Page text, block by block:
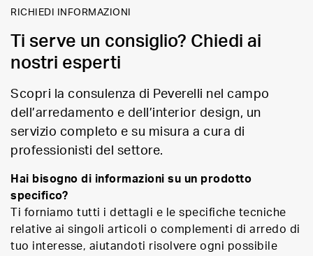
RICHIEDI INFORMAZIONI
Ti serve un consiglio? Chiedi ai
nostri esperti
Scopri la consulenza di Peverelli nel campo
dell’arredamento e dell’interior design, un
servizio completo e su misura a cura di
professionisti del settore.
Hai bisogno di informazioni su un prodotto
specifico?
Ti forniamo tutti i dettagli e le specifiche tecniche
relative ai singoli articoli o complementi di arredo di
tuo interesse, aiutandoti risolvere ogni possibile